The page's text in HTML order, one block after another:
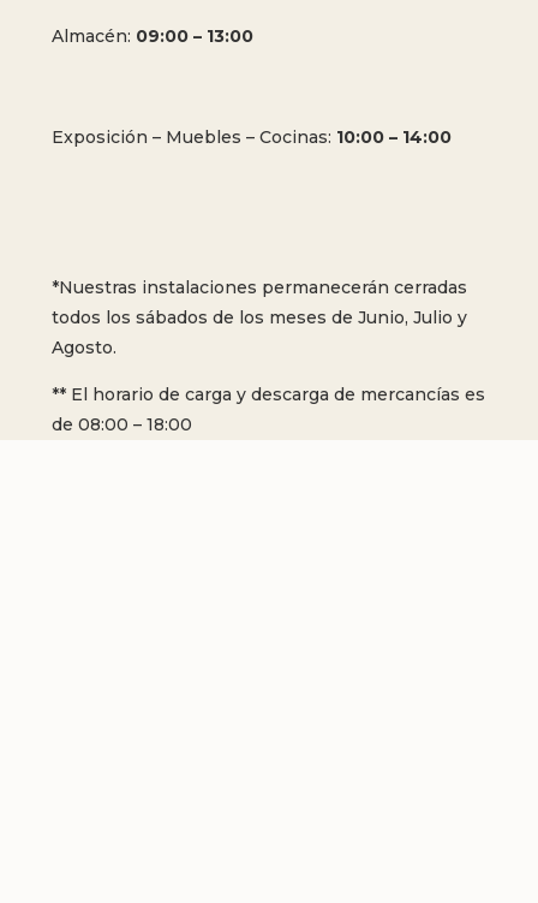
Almacén: 09:00 – 13:00
Exposición – Muebles – Cocinas: 10:00 – 14:00
*Nuestras instalaciones permanecerán cerradas
todos los sábados de los meses de Junio, Julio y
Agosto.
** El horario de carga y descarga de mercancías es
de 08:00 – 18:00